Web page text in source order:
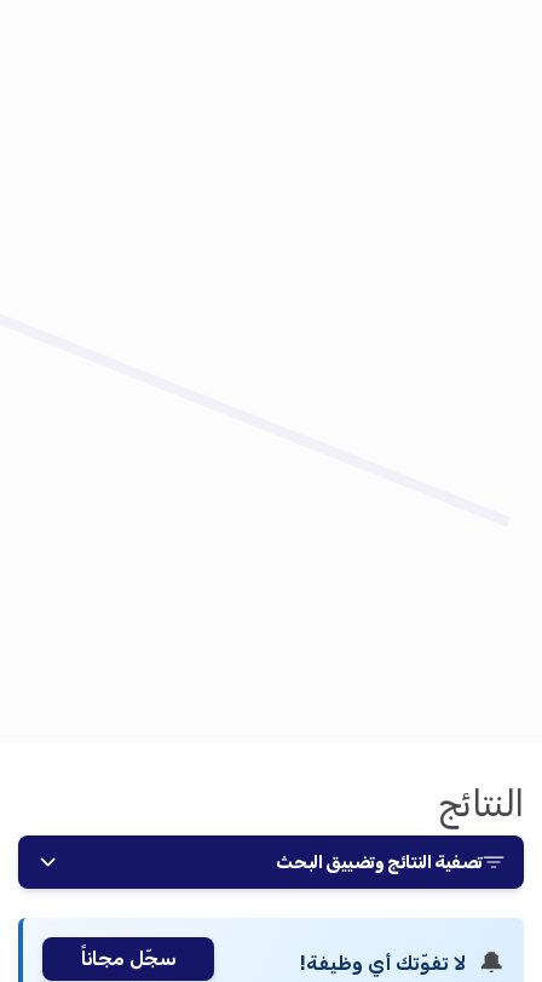
النتائج
تصفية النتائج وتضييق البحث
🔔 لا تفوّتك أي وظيفة! سجّل مجاناً